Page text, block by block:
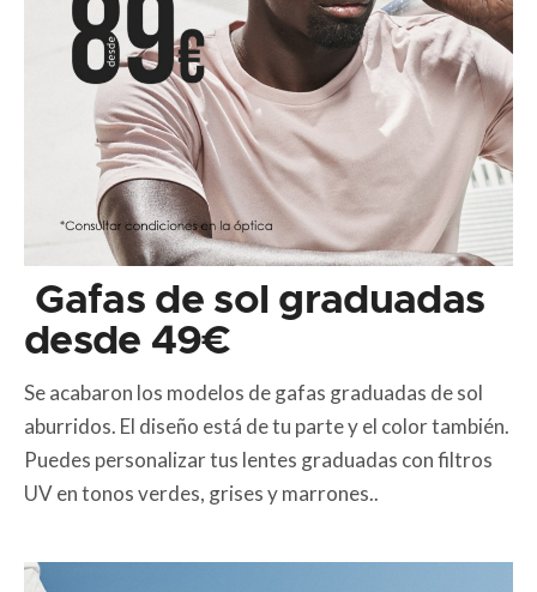
Gafas de sol graduadas
desde 49€
Se acabaron los modelos de gafas graduadas de sol
aburridos. El diseño está de tu parte y el color también.
Puedes personalizar tus lentes graduadas con filtros
UV en tonos verdes, grises y marrones..